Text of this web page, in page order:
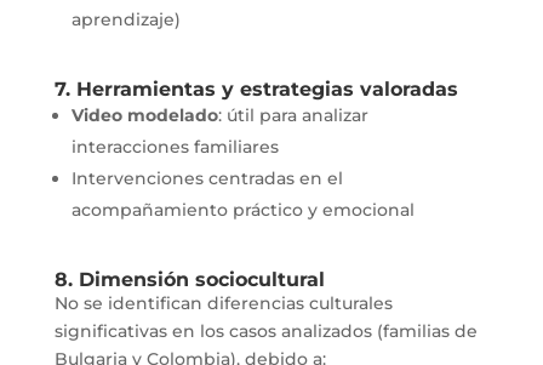
aprendizaje)
7. Herramientas y estrategias valoradas
Video modelado: útil para analizar
interacciones familiares
Intervenciones centradas en el
acompañamiento práctico y emocional
8. Dimensión sociocultural
No se identifican diferencias culturales
significativas en los casos analizados (familias de
Bulgaria y Colombia), debido a: